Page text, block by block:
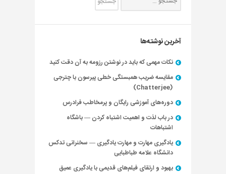
آخرین نوشته‌ها
نکات مهمی که باید در نوشتن رزومه به آن دقت کنید
مقایسه ضریب همبستگی خطی پیرسون با چترجی
(Chatterjee)
دوره‌های آموزشی رایگان و پرمخاطب فرادرس
در باب لذت و اهمیت اشتباه کردن — باشگاه
اشتباهات
یادگیری مهارت و مهارت یادگیری — سخنرانی تدکس
دانشگاه علامه طباطبایی
بهبود و ارتقای فیلم‌های قدیمی با یادگیری عمیق